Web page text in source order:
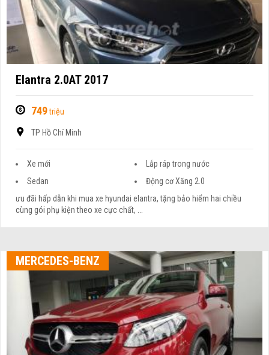
Elantra 2.0AT 2017
749triệu
TP Hồ Chí Minh
Xe mới
Lắp ráp trong nước
Sedan
Động cơ Xăng 2.0
ưu đãi hấp dẫn khi mua xe hyundai elantra, tặng bảo hiểm hai chiều
cùng gói phụ kiện theo xe cực chất, ...
MERCEDES-BENZ